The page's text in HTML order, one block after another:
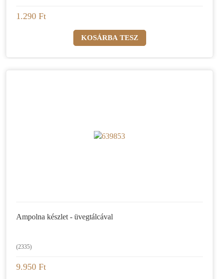
1.290 Ft
Ampolna készlet - üvegtálcával
(2335)
9.950 Ft